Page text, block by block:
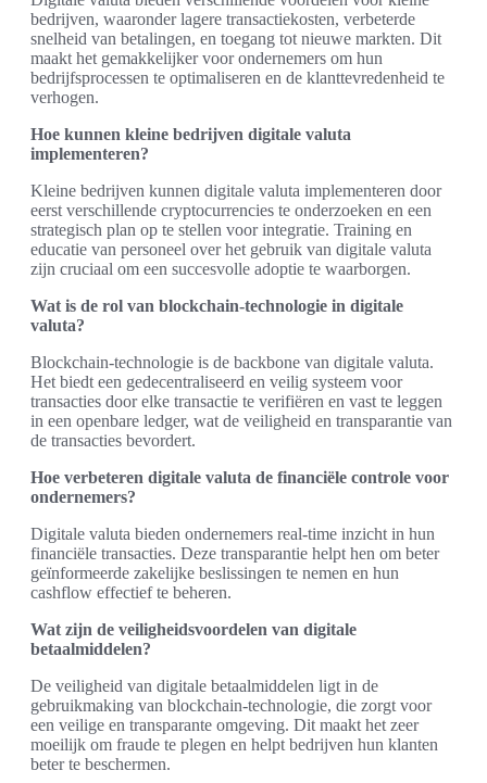
bedrijven, waaronder lagere transactiekosten, verbeterde
snelheid van betalingen, en toegang tot nieuwe markten. Dit
maakt het gemakkelijker voor ondernemers om hun
bedrijfsprocessen te optimaliseren en de klanttevredenheid te
verhogen.
Hoe kunnen kleine bedrijven digitale valuta
implementeren?
Kleine bedrijven kunnen digitale valuta implementeren door
eerst verschillende cryptocurrencies te onderzoeken en een
strategisch plan op te stellen voor integratie. Training en
educatie van personeel over het gebruik van digitale valuta
zijn cruciaal om een succesvolle adoptie te waarborgen.
Wat is de rol van blockchain-technologie in digitale
valuta?
Blockchain-technologie is de backbone van digitale valuta.
Het biedt een gedecentraliseerd en veilig systeem voor
transacties door elke transactie te verifiëren en vast te leggen
in een openbare ledger, wat de veiligheid en transparantie van
de transacties bevordert.
Hoe verbeteren digitale valuta de financiële controle voor
ondernemers?
Digitale valuta bieden ondernemers real-time inzicht in hun
financiële transacties. Deze transparantie helpt hen om beter
geïnformeerde zakelijke beslissingen te nemen en hun
cashflow effectief te beheren.
Wat zijn de veiligheidsvoordelen van digitale
betaalmiddelen?
De veiligheid van digitale betaalmiddelen ligt in de
gebruikmaking van blockchain-technologie, die zorgt voor
een veilige en transparante omgeving. Dit maakt het zeer
moeilijk om fraude te plegen en helpt bedrijven hun klanten
beter te beschermen.